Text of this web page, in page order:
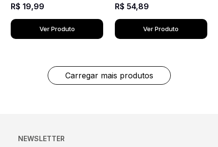
R$ 19,99
Ver Produto
R$ 54,89
Ver Produto
NEWSLETTER